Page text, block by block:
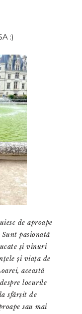
:)
de aproape
pasionată
și vinuri
și viața de
această
locurile
sfârșit de
sau mai